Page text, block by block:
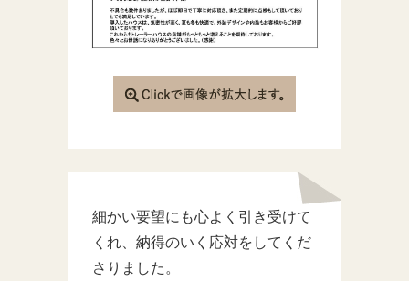
細かい要望にも心よく引き受けて
くれ、納得のいく応対をしてくだ
さりました。